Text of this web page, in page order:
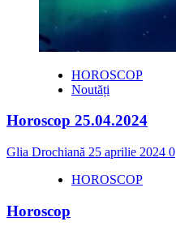
HOROSCOP
Noutăți
Horoscop 25.04.2024
Glia Drochiană 25 aprilie 2024 0
HOROSCOP
Horoscop